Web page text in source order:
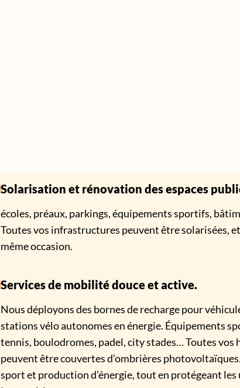
Solarisation et rénovation des espaces
écoles, préaux, parkings, équipements sportifs,
Toutes vos infrastructures peuvent être solarisées,
même occasion.
Services de mobilité douce et active.
Nous déployons des bornes de recharge pour
stations vélo autonomes en énergie. Équipements
tennis, boulodromes, padel, city stades… Toutes vos
peuvent être couvertes d’ombrières
sport et production d’énergie, tout en protégeant les